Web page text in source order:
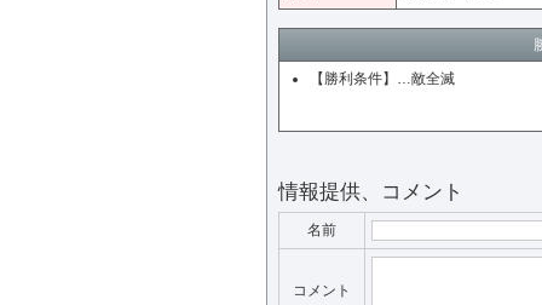
【勝利条件】…敵全滅
情報提供、コメント
名前
コメント